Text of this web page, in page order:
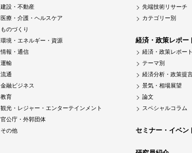
建設・不動産
医療・介護・ヘルスケア
ものづくり
環境・エネルギー・資源
情報・通信
運輸
流通
金融ビジネス
教育
観光・レジャー・エンターテインメント
官公庁・外郭団体
その他
先端技術リサーチ
カテゴリー別
経済・政策レポー
経済・政策レポー
テーマ別
経済分析・政策提
景気・相場展望
論文
スペシャルコラム
セミナー・イベン